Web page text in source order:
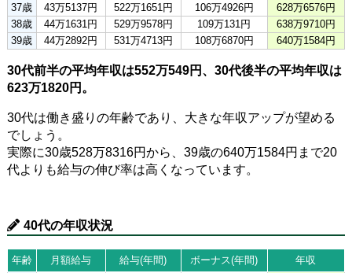
37歳
43万5137円 522万1651円 106万4926円
628万6576円
38歳
44万1631円 529万9578円 109万131円
638万9710円
39歳
44万2892円 531万4713円 108万6870円 640万1584円
30代前半の平均年収は552万549円、30代後半の平均年収は
623万1820円。
30代は働き盛りの年齢であり、大きな年収アップが望める
でしょう。
実際に30歳528万8316円から、39歳の640万1584円まで20
代よりも給与の伸び率は高くなっています。
40代の年収状況
年齢 月額給与 給与(年間) ボーナス(年間)
年収